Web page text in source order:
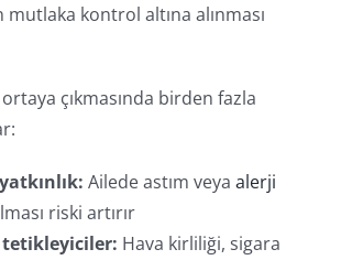
kontrol altına alınması
çıkmasında birden fazla
Ailede astım veya alerji
riski artırır
tetikleyiciler: Hava kirliliği, sigara